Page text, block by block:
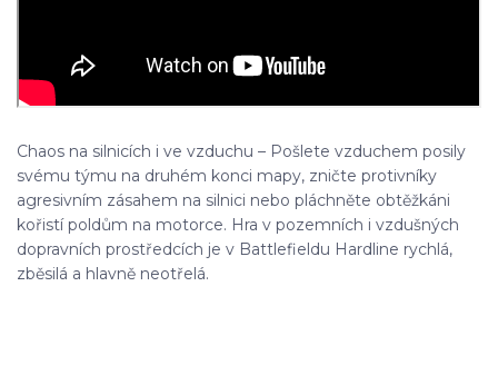
Chaos na silnicích i ve vzduchu – Pošlete vzduchem posily
svému týmu na druhém konci mapy, zničte protivníky
agresivním zásahem na silnici nebo pláchněte obtěžkáni
kořistí poldům na motorce. Hra v pozemních i vzdušných
dopravních prostředcích je v Battlefieldu Hardline rychlá,
zběsilá a hlavně neotřelá.